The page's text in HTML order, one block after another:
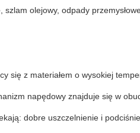
olejowy, odpady
się z materiałem o wysokiej
napędowy znajduje się w
dobre uszczelnienie i